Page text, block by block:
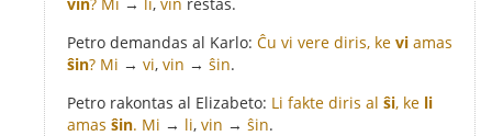
Petro demandas al Karlo: Ĉu vi vere diris, ke vi amas
ŝin? Mi → vi, vin → ŝin.
Petro rakontas al Elizabeto: Li fakte diris al ŝi, ke li
amas ŝin. Mi → li, vin → ŝin.